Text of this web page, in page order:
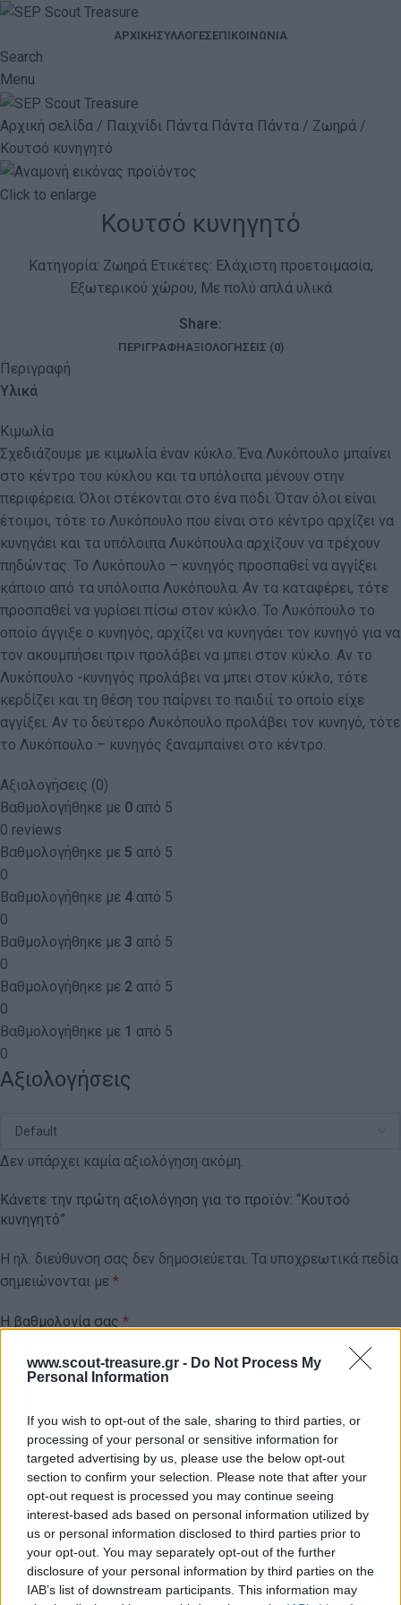
www.scout-treasure.gr - Do Not Process My
Personal Information
If you wish to opt-out of the sale, sharing to third parties, or
processing of your personal or sensitive information for
targeted advertising by us, please use the below opt-out
section to confirm your selection. Please note that after your
opt-out request is processed you may continue seeing
interest-based ads based on personal information utilized by
us or personal information disclosed to third parties prior to
your opt-out. You may separately opt-out of the further
disclosure of your personal information by third parties on the
IAB’s list of downstream participants. This information may
ΑΡΧΙΚΉΣΥΛΛΟΓΈΣΕΠΙΚΟΙΝΩΝΊΑ
Search
Menu
Αρχική σελίδα Παιχνίδι Πάντα Πάντα Πάντα
Ζωηρά
Κουτσό κυνηγητό
Click to enlarge
Κουτσό κυνηγητό
Κατηγορία: Ζωηρά Ετικέτες: Ελάχιστη προετοιμασία,
Εξωτερικού χώρου, Με πολύ απλά υλικά
Share:
ΠΕΡΙΓΡΑΦΉΑΞΙΟΛΟΓΉΣΕΙΣ (0)
Περιγραφή
Υλικά
Κιμωλία
Σχεδιάζουμε με κιμωλία έναν κύκλο. Ένα Λυκόπουλο μπαίνει
στο κέντρο του κύκλου και τα υπόλοιπα μένουν στην
περιφέρεια. Όλοι στέκονται στο ένα πόδι. Όταν όλοι είναι
έτοιμοι, τότε το Λυκόπουλο που είναι στο κέντρο αρχίζει να
κυνηγάει και τα υπόλοιπα Λυκόπουλα αρχίζουν να τρέχουν
πηδώντας. Το Λυκόπουλο – κυνηγός προσπαθεί να αγγίξει
κάποιο από τα υπόλοιπα Λυκόπουλα. Αν τα καταφέρει, τότε
προσπαθεί να γυρίσει πίσω στον κύκλο. Το Λυκόπουλο το
οποίο άγγιξε ο κυνηγός, αρχίζει να κυνηγάει τον κυνηγό για να
τον ακουμπήσει πριν προλάβει να μπει στον κύκλο. Αν το
Λυκόπουλο -κυνηγός προλάβει να μπει στον κύκλο, τότε
κερδίζει και τη θέση του παίρνει το παιδιί το οποίο είχε
αγγίξει. Αν το δεύτερο Λυκόπουλο προλάβει τον κυνηγό, τότε
το Λυκόπουλο – κυνηγός ξαναμπαίνει στο κέντρο.
Αξιολογήσεις (0)
Βαθμολογήθηκε με 0 από 5
0 reviews
Βαθμολογήθηκε με 5 από 5
0
Βαθμολογήθηκε με 4από 5
0
Βαθμολογήθηκε με 3 από 5
0
Βαθμολογήθηκε με 2 από 5
0
Βαθμολογήθηκε με 1 από 5
0
Αξιολογήσεις
Δεν υπάρχει καμία αξιολόγηση ακόμη.
Κάνετε την πρώτη αξιολόγηση για το προϊόν: “Κουτσό
κυνηγητό”
Η ηλ. διεύθυνση σας δεν δημοσιεύεται. Τα υποχρεωτικά πεδία
σημειώνονται με *
Η βαθμολογία σας *
Η αξιολόγησή σας*
Όνομα